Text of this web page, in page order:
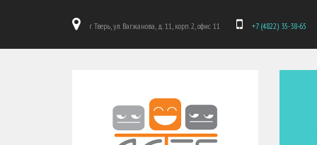
г. Тверь, ул. Вагжанова, д. 11, корп. 2, офис 11 +7 (4822) 35-38-65